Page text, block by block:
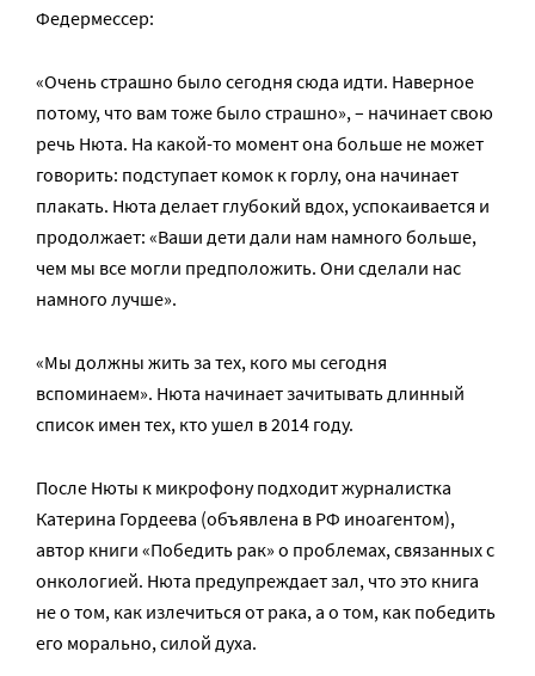
Федермессер:
«Очень страшно было сегодня сюда идти. Наверное
потому, что вам тоже было страшно», – начинает свою
речь Нюта. На какой-то момент она больше не может
говорить: подступает комок к горлу, она начинает
плакать. Нюта делает глубокий вдох, успокаивается и
продолжает: «Ваши дети дали нам намного больше,
чем мы все могли предположить. Они сделали нас
намного лучше».
«Мы должны жить за тех, кого мы сегодня
вспоминаем». Нюта начинает зачитывать длинный
список имен тех, кто ушел в 2014 году.
После Нюты к микрофону подходит журналистка
Катерина Гордеева (объявлена в РФ иноагентом),
автор книги «Победить рак» о проблемах, связанных с
онкологией. Нюта предупреждает зал, что это книга
не о том, как излечиться от рака, а о том, как победить
его морально, силой духа.